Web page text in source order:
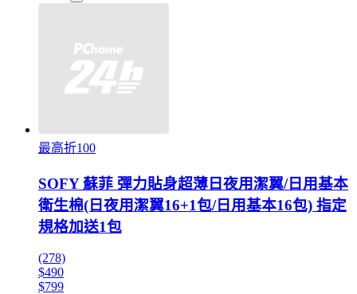
最高折100
SOFY 蘇菲 彈力貼身超薄日夜用潔翼/日用基本
衛生棉(日夜用潔翼16+1包/日用基本16包) 指定
規格加送1包
(278)
$490
$799